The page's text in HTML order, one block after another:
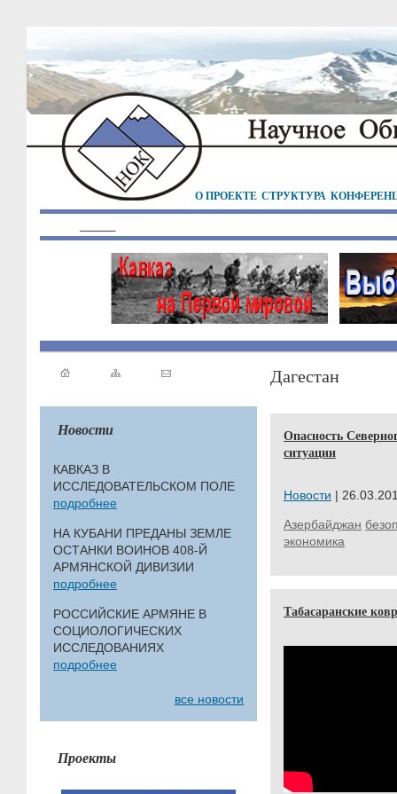
О ПРОЕКТЕ СТРУКТУРА
Новости
КАВКАЗ В
ИССЛЕДОВАТЕЛЬСКОМ ПОЛЕ
подробнее
НА КУБАНИ ПРЕДАНЫ ЗЕМЛЕ
ОСТАНКИ ВОИНОВ 408-Й
АРМЯНСКОЙ ДИВИЗИИ
подробнее
РОССИЙСКИЕ АРМЯНЕ В
СОЦИОЛОГИЧЕСКИХ
ИССЛЕДОВАНИЯХ
подробнее
все новости
Проекты
Дагестан
Опасность
ситуации
Новости |
Азербайджан
экономика
Табасаранские